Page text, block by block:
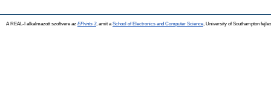
A REAL-I alkalmazott szoftvere az EPrints 3, amit a School of Electronics and Computer Science , University of Southampton